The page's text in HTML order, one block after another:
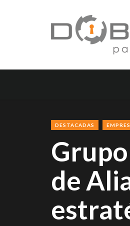
DESTACADAS
de